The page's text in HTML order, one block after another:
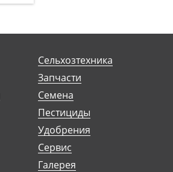
Сельхозтехника
Запчасти
Семена
Пестициды
Удобрения
Сервис
Галерея